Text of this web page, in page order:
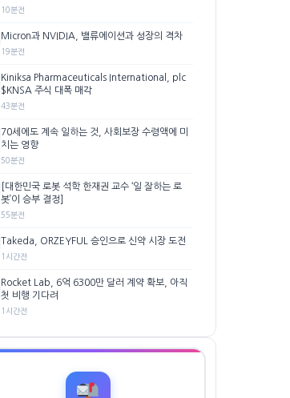
10분전
Micron과 NVIDIA, 밸류에이션과 성장의 격차
19분전
Kiniksa Pharmaceuticals International, plc
$KNSA 주식 대폭 매각
43분전
70세에도 계속 일하는 것, 사회보장 수령액에 미
치는 영향
50분전
[대한민국 로봇 석학 한재권 교수 ‘일 잘하는 로
봇’이 승부 결정]
55분전
Takeda, ORZEYFUL 승인으로 신약 시장 도전
1시간전
Rocket Lab, 6억 6300만 달러 계약 확보, 아직
첫 비행 기다려
1시간전